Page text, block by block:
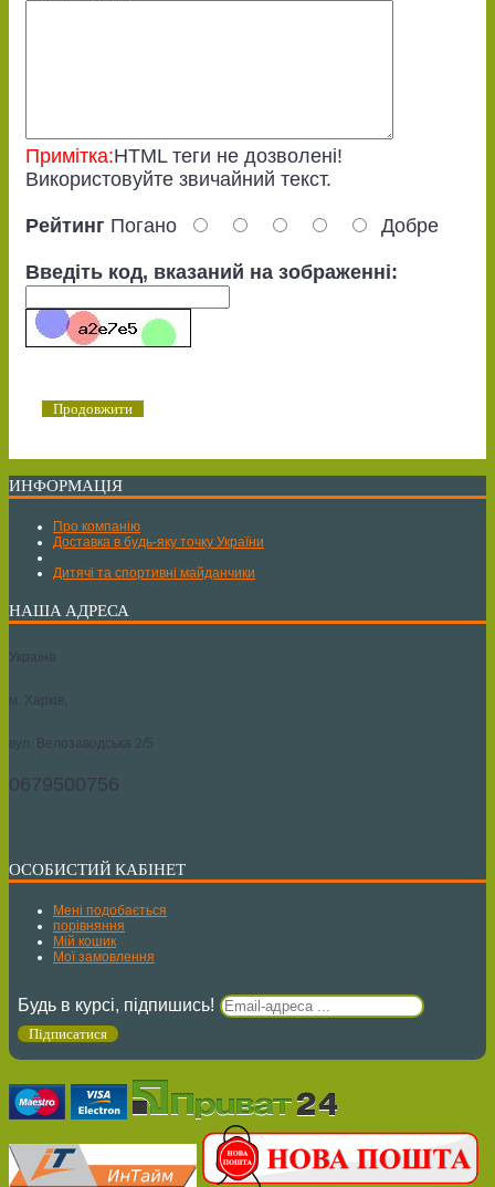
Примітка:HTML теги не дозволені!
Використовуйте звичайний текст.
Рейтинг Погано Добре
Введіть код, вказаний на зображенні:
Продовжити
ИНФОРМАЦІЯ
Про компанію
Доставка в будь-яку точку України
Дитячі та спортивні майданчики
НАША АДРЕСА
Україна
м. Харків,
вул. Велозаводська 2/5
0679500756
ОСОБИСТИЙ КАБІНЕТ
Мені подобається
порівняння
Мій кошик
Мої замовлення
Будь в курсі, підпишись!
Підписатися